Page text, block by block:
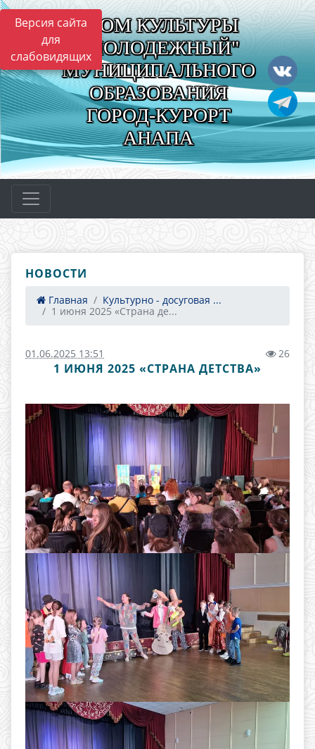
Версия сайта
для
слабовидящих
"ДОМ КУЛЬТУРЫ
"МОЛОДЕЖНЫЙ"
МУНИЦИПАЛЬНОГО
ОБРАЗОВАНИЯ
ГОРОД-КУРОРТ
АНАПА
НОВОСТИ
Главная
Культурно - досуговая ...
1 июня 2025 «Страна де...
01.06.2025 13:51 26
1 ИЮНЯ 2025 «СТРАНА ДЕТСТВА»